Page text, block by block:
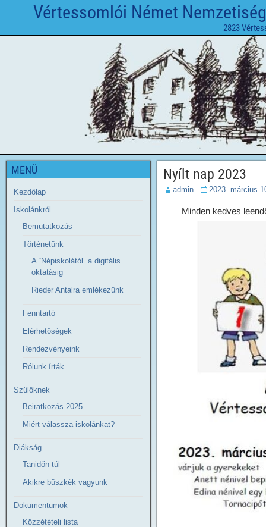
Vértessomlói Német
2823
Nyílt nap 2023
admin 2023. március
Minden kedves
MENÜ
Kezdőlap
Iskolánkról
Bemutatkozás
Történetünk
A “Népiskolától” a digitális
oktatásig
Rieder Antalra emlékezünk
Fenntartó
Elérhetőségek
Rendezvényeink
Rólunk írták
Szülőknek
Beiratkozás 2025
Miért válassza iskolánkat?
Diákság
Tanidőn túl
Akikre büszkék vagyunk
Dokumentumok
Közzétételi lista